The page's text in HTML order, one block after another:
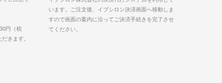
います。ご注文後、イプシロン決済画面へ移動しま
すので画面の案内に沿ってご決済手続きを完了させ
てください。
円（税
きます。